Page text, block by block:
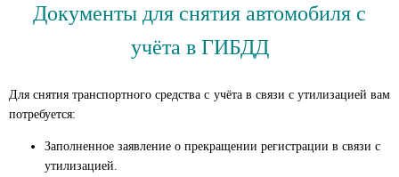
Документы для снятия автомобиля с
учёта в ГИБДД
Для снятия транспортного средства с учёта в связи с утилизацией вам
потребуется:
Заполненное заявление о прекращении регистрации в связи с
утилизацией.